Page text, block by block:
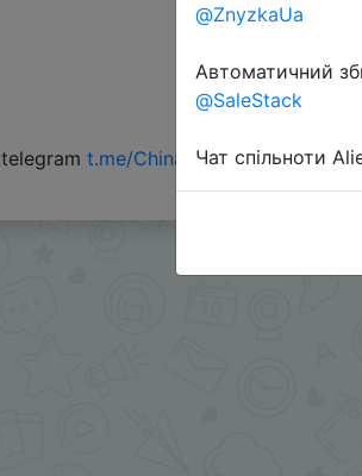
t.me/ChinaGoodBuy
@ZnyzkaUa
Автоматичний
@SaleStack
Чат спільноти